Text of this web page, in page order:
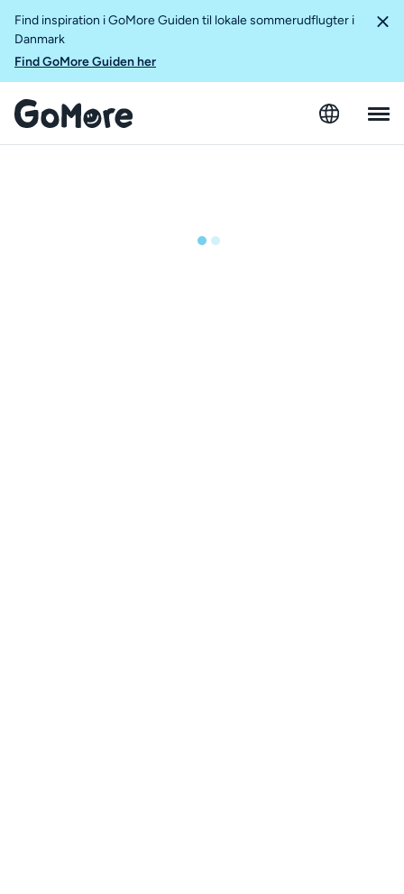
Find inspiration i GoMore Guiden til lokale sommerudflugter i
Danmark
Find GoMore Guiden her